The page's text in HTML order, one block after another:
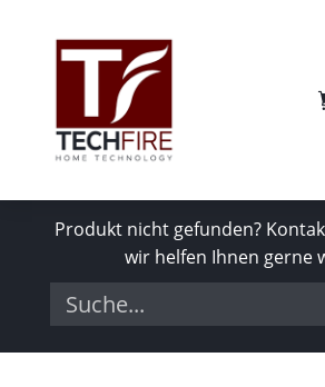
Produkt nicht gefunden?
wir helfen Ihnen gerne